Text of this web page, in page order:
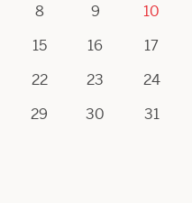
8 9
10
15 16
17
22 23
24
29 30
31